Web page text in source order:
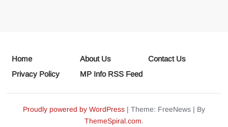
Home About Us
Contact Us
Privacy Policy
MP Info RSS Feed
Proudly powered by WordPress | Theme: FreeNews | By
ThemeSpiral.com.